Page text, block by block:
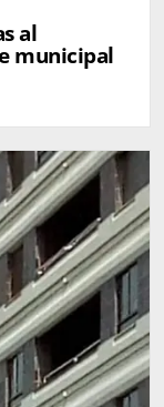
al
municipal